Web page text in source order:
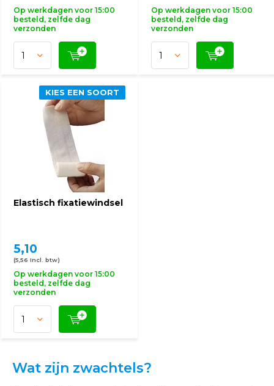
Op werkdagen voor 15:00
besteld, zelfde dag
verzonden
Op werkdagen voor 15:00
besteld, zelfde dag
verzonden
Elastisch fixatiewindsel
KIES EEN SOORT
5,10
(5,56 Incl. btw)
Op werkdagen voor 15:00
besteld, zelfde dag
verzonden
Wat zijn zwachtels?